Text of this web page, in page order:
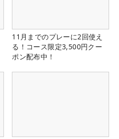
11月までのプレーに2回使え
る！コース限定3,500円クー
ポン配布中！